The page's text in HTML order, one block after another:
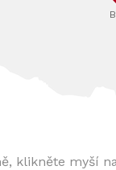
klikněte myší